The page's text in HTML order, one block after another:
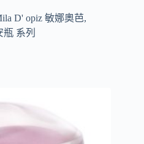
D' opiz 敏娜奧芭,
系列